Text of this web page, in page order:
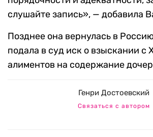
слушайте запись», — добавила
Позднее она вернулась в
подала в суд иск о взыскании с
алиментов на содержание
Генри Достоевский
Связаться с автором